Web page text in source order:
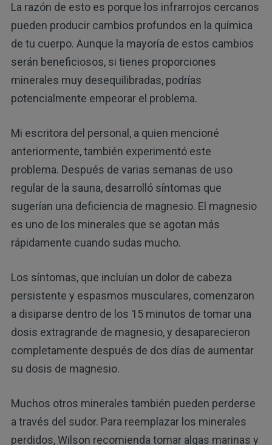
La razón de esto es porque los infrarrojos cercanos
pueden producir cambios profundos en la química
de tu cuerpo. Aunque la mayoría de estos cambios
serán beneficiosos, si tienes proporciones
minerales muy desequilibradas, podrías
potencialmente empeorar el problema.
Mi escritora del personal, a quien mencioné
anteriormente, también experimentó este
problema. Después de varias semanas de uso
regular de la sauna, desarrolló síntomas que
sugerían una deficiencia de magnesio. El magnesio
es uno de los minerales que se agotan más
rápidamente cuando sudas mucho.
Los síntomas, que incluían un dolor de cabeza
persistente y espasmos musculares, comenzaron
a disiparse dentro de los 15 minutos de tomar una
dosis extragrande de magnesio, y desaparecieron
completamente después de dos días de aumentar
su dosis de magnesio.
Muchos otros minerales también pueden perderse
a través del sudor. Para reemplazar los minerales
perdidos, Wilson recomienda tomar algas marinas y